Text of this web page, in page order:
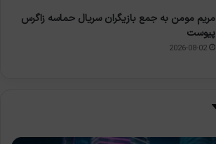
مریم مومن به جمع بازیگران سریال حماسه زاگرس
پیوست
2026-08-02